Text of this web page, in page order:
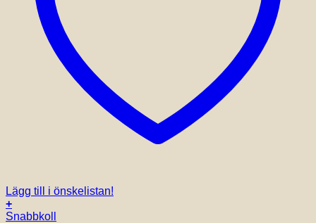
Lägg till i önskelistan!
+
Den
Snabbkoll